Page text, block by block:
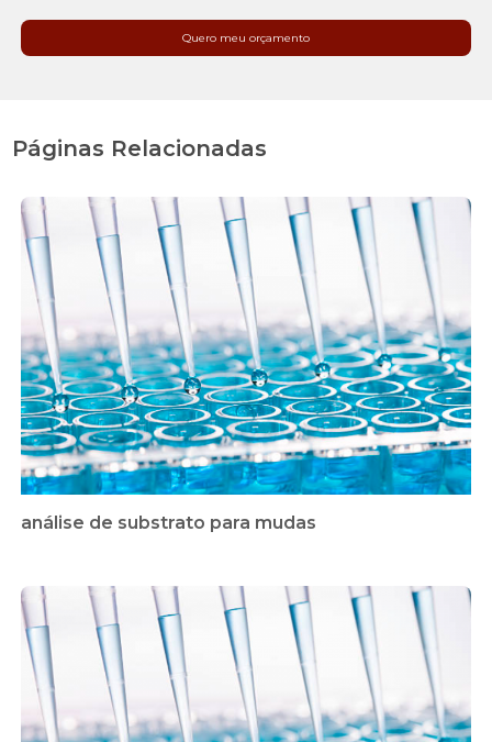
Quero meu orçamento
Páginas Relacionadas
análise de substrato para mudas